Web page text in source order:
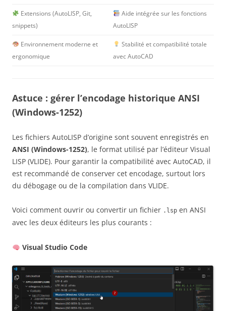
Extensions (AutoLISP, Git,
snippets)
Aide intégrée sur les fonctions
AutoLISP
Environnement moderne et
ergonomique
Stabilité et compatibilité totale
avec AutoCAD
Astuce : gérer l’encodage historique ANSI
(Windows-1252)
Les fichiers AutoLISP d’origine sont souvent enregistrés en
ANSI (Windows-1252), le format utilisé par l’éditeur Visual
LISP (VLIDE). Pour garantir la compatibilité avec AutoCAD, il
est recommandé de conserver cet encodage, surtout lors
du débogage ou de la compilation dans VLIDE.
Voici comment ouvrir ou convertir un fichier .lsp en ANSI
avec les deux éditeurs les plus courants :
Visual Studio Code